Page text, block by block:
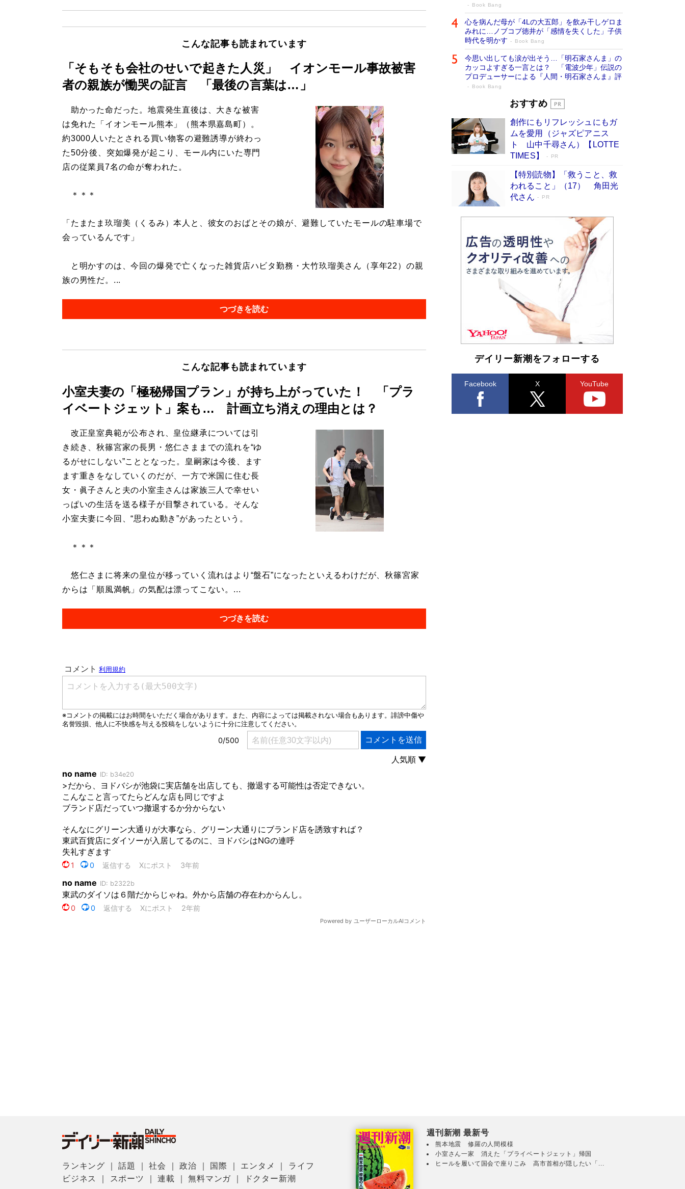
こんな記事も読まれています
「そもそも会社のせいで起きた人災」 イオンモール事故被害
者の親族が慟哭の証言 「最後の言葉は…」
助かった命だった。地震発生直後は、大きな被害
は免れた「イオンモール熊本」（熊本県嘉島町）。
約3000人いたとされる買い物客の避難誘導が終わっ
た50分後、突如爆発が起こり、モール内にいた専門
店の従業員7名の命が奪われた。
＊＊＊
「たまたま玖瑠美（くるみ）本人と、彼女のおばとその娘が、避難していたモールの駐車場で
会っているんです」
と明かすのは、今回の爆発で亡くなった雑貨店ハビタ勤務・大竹玖瑠美さん（享年22）の親
族の男性だ。...
つづきを読む
こんな記事も読まれています
小室夫妻の「極秘帰国プラン」が持ち上がっていた！ 「プラ
イベートジェット」案も… 計画立ち消えの理由とは？
改正皇室典範が公布され、皇位継承については引
き続き、秋篠宮家の長男・悠仁さままでの流れを“ゆ
るがせにしない”こととなった。皇嗣家は今後、ます
ます重きをなしていくのだが、一方で米国に住む長
女・眞子さんと夫の小室圭さんは家族三人で幸せい
っぱいの生活を送る様子が目撃されている。そんな
小室夫妻に今回、“思わぬ動き”があったという。
＊＊＊
悠仁さまに将来の皇位が移っていく流れはより“盤石”になったといえるわけだが、秋篠宮家
からは「順風満帆」の気配は漂ってこない。...
つづきを読む
Book Bang
心を病んだ母が「4Lの大五郎」を飲み干しゲロま
みれに…ノブコブ徳井が「感情を失くした」子供
時代を明かす
Book Bang
今思い出しても涙が出そう…「明石家さんま」の
カッコよすぎる一言とは？ 「電波少年」伝説の
プロデューサーによる『人間・明石家さんま』評
Book Bang
「宇宙兄弟」最終46巻がベストセラー1
物語に幕 特装版には「宇宙で描かれたマ
ンガ」も収録
Book Bang
美輪明宏 晩年の回答を集めた『ほほえんで生き
るための人生相談』がランクイン［エンターテイ
メントベストセラー］
Book Bang
「『火垂るの墓』は、大嘘である」原作者が抱き
続けた“自責の念”とは…「自己憐憫は描きたくな
い」監督が徹底的にこだわったこと（後編） #
戦争の記憶
Book Bang
東野圭吾、伊坂幸太郎の人気シリーズ最新作どち
らも文庫化 映画化された直木賞受賞作もランク
イン［文庫ベストセラー］
Book Bang
皇室はなぜ世界から尊敬されているのか？ 「天
皇陛下はお元気でおられるか」がサウジ国王の第
一声になる理由
おすすめ
創作にもリフレッシュにもガ
ムを愛用（ジャズピアニス
ト 山中千尋さん）【LOTTE
TIMES】
PR
【特別読物】「救うこと、救
われること」（17） 角田光
代さん
PR
デイリー新潮をフォローする
Facebook X YouTube
ランキング ｜話題 ｜社会 ｜政治 国際 エンタメ
ライフ
ビジネス
スポーツ ｜連載 ｜無料マンガ ドクター新潮
週刊新潮 最新号
熊本地震 修羅の人間模様
小室さん一家 消えた「プライベートジェット」帰国
ヒールを履いて国会で座りこみ 高市首相が隠したい「...